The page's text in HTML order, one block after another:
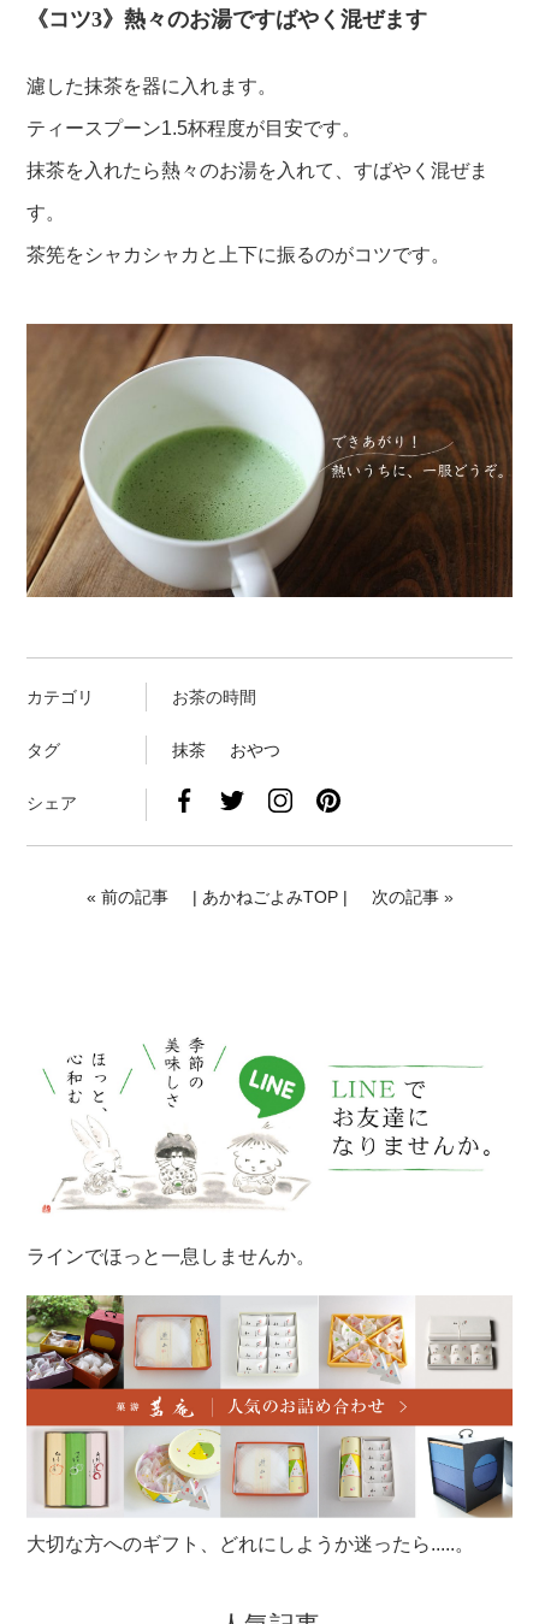
《コツ3》熱々のお湯ですばやく混ぜます
濾した抹茶を器に入れます。
ティースプーン1.5杯程度が目安です。
抹茶を入れたら熱々のお湯を入れて、すばやく混ぜま
す。
茶筅をシャカシャカと上下に振るのがコツです。
カテゴリ お茶の時間
タグ 抹茶 おやつ
シェア
« 前の記事 | あかねごよみTOP | 次の記事»
ラインでほっと一息しませんか。
大切な方へのギフト、どれにしようか迷ったら.....。